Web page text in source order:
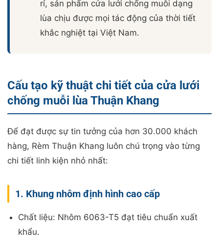
rỉ, sản phẩm cửa lưới chống muỗi dạng
lùa chịu được mọi tác động của thời tiết
khắc nghiệt tại Việt Nam.
Cấu tạo kỹ thuật chi tiết của cửa lưới
chống muỗi lùa Thuận Khang
Để đạt được sự tin tưởng của hơn 30.000 khách
hàng, Rèm Thuận Khang luôn chú trọng vào từng
chi tiết linh kiện nhỏ nhất:
1. Khung nhôm định hình cao cấp
Chất liệu: Nhôm 6063-T5 đạt tiêu chuẩn xuất
khẩu.